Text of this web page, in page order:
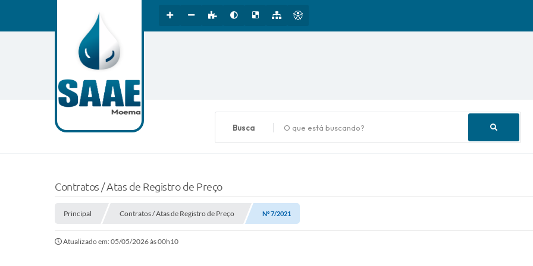
O que está buscando?
Contratos / Atas de Registro de Preço
Principal Contratos / Atas de Registro de Preço Nº 7/2021
Atualizado em: 05/05/2026 às 00h10